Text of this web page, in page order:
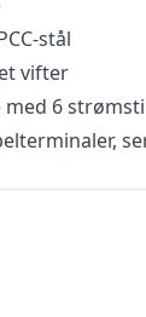
stål
vifter
6